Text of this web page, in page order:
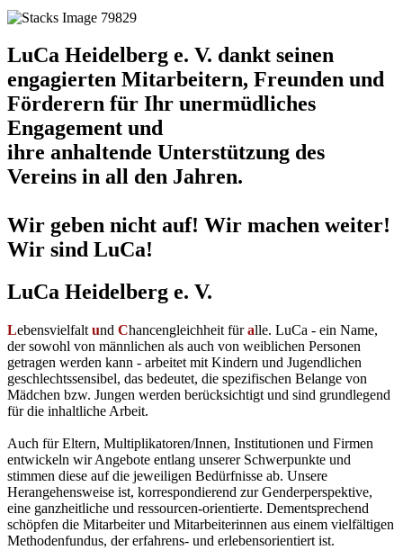
LuCa Heidelberg e. V. dankt seinen
engagierten Mitarbeitern, Freunden und
Förderern für Ihr unermüdliches
Engagement und
ihre anhaltende Unterstützung des
Vereins in all den Jahren.
Wir geben nicht auf! Wir machen weiter!
Wir sind LuCa!
LuCa Heidelberg e. V.
Lebensvielfalt und Chancengleichheit füralle. LuCa - ein Name,
der sowohl von männlichen als auch von weiblichen Personen
getragen werden kann - arbeitet mit Kindern und Jugendlichen
geschlechtssensibel, das bedeutet, die spezifischen Belange von
Mädchen bzw. Jungen werden berücksichtigt und sind grundlegend
für die inhaltliche Arbeit.
Auch für Eltern, Multiplikatoren/Innen, Institutionen und Firmen
entwickeln wir Angebote entlang unserer Schwerpunkte und
stimmen diese auf die jeweiligen Bedürfnisse ab. Unsere
Herangehensweise ist, korrespondierend zur Genderperspektive,
eine ganzheitliche und ressourcen-orientierte. Dementsprechend
schöpfen die Mitarbeiter und Mitarbeiterinnen aus einem vielfältigen
Methodenfundus, der erfahrens- und erlebensorientiert ist.